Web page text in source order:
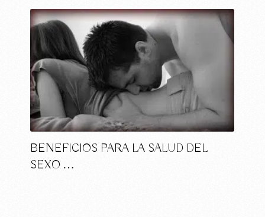
BENEFICIOS PARA LA SALUD DEL
SEXO …